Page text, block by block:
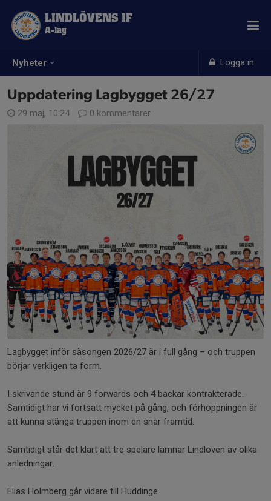
Nyheter Logga in
LINDLÖVENS IF
A-lag
Uppdatering Lagbygget 26/27
29 maj, 10:24 0 kommentarer
Lagbygget inför säsongen 2026/27 är i full gång – och truppen
börjar verkligen ta form.
I skrivande stund är 9 forwards och 4 backar kontrakterade.
Samtidigt har vi fortsatt mycket på gång, och förhoppningen är
att kunna stänga truppen inom en snar framtid.
Samtidigt står det klart att tre spelare lämnar Lindlöven av olika
anledningar.
Elias Holmberg går vidare till Huddinge